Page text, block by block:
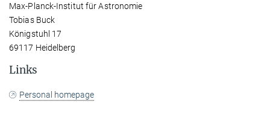
Max-Planck-Institut für Astronomie
Tobias Buck
Königstuhl 17
69117 Heidelberg
Links
Personal homepage